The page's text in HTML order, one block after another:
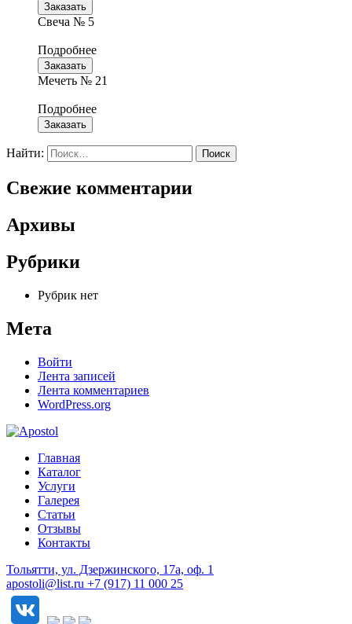
Заказать
Свеча № 5
Подробнее
Заказать
Мечеть № 21
Подробнее
Заказать
Найти:
Свежие комментарии
Архивы
Рубрики
Рубрик нет
Мета
Войти
Лента записей
Лента комментариев
WordPress.org
Главная
Каталог
Услуги
Галерея
Статьи
Отзывы
Контакты
Тольятти, ул. Дзержинского, 17а, оф. 1
apostoli@list.ru +7 (917) 11 000 25